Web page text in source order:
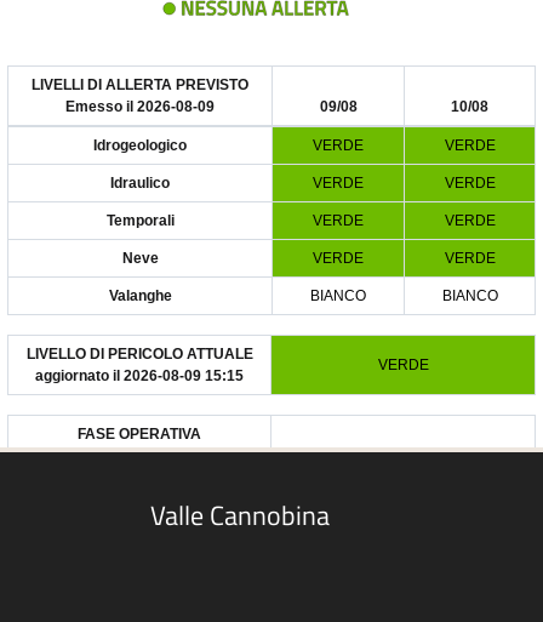
Valle Cannobina